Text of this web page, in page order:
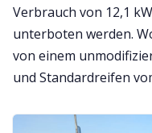
Verbrauch von 12,1
unterboten werden.
von einem
und Standardreifen